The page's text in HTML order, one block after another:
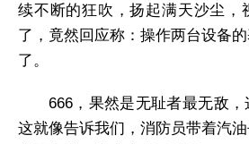
续不断的狂吹，扬起满天沙尘，
了，竟然回应称：操作两台设备
了。
666，果然是无耻者最无敌，
这就像告诉我们，消防员带着汽